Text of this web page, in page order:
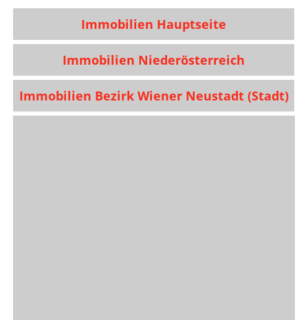
Immobilien Hauptseite
Immobilien Niederösterreich
Immobilien Bezirk Wiener Neustadt (Stadt)